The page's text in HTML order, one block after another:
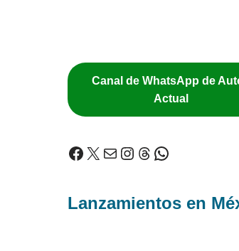
Canal de WhatsApp de
Actual
Lanzamientos en